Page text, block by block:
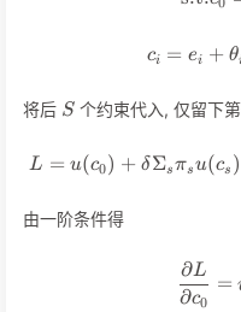
ci = ei + θ
将后 S
S个约束代入, 仅留下
L = u(c0) + δΣsπsu(cs )
由一阶条件得
∂c0
∂L
=